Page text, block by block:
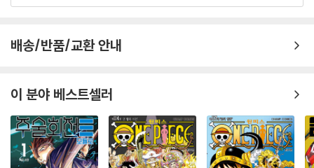
배송/반품/교환 안내
이 분야 베스트셀러